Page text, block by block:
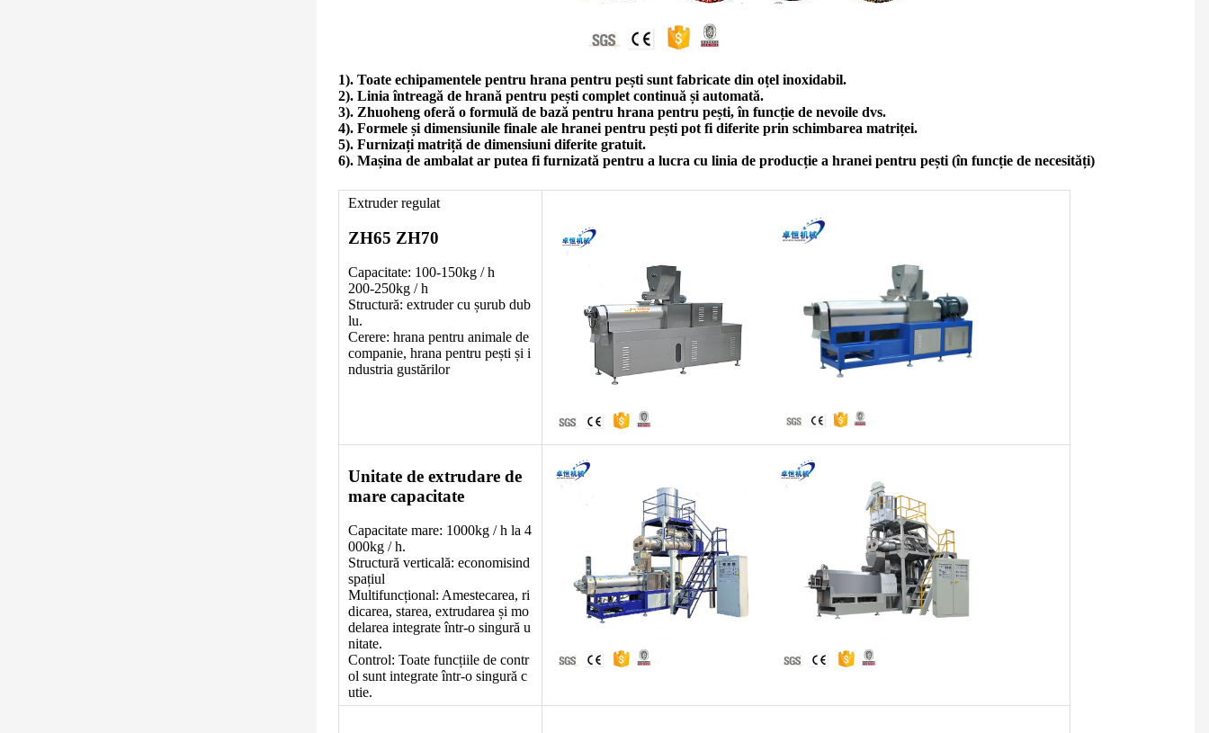
1). Toate echipamentele pentru hrana pentru pești sunt fabricate din oțel inoxidabil.
2). Linia întreagă de hrană pentru pești complet continuă și automată.
3). Zhuoheng oferă o formulă de bază pentru hrana pentru pești, în funcție de nevoile dvs.
4). Formele și dimensiunile finale ale hranei pentru pești pot fi diferite prin schimbarea matriței.
5). Furnizați matriță de dimensiuni diferite gratuit.
6). Mașina de ambalat ar putea fi furnizată pentru a lucra cu linia de producție a hranei pentru pești (în funcție de necesități)
Extruder regulat
ZH65 ZH70
Capacitate: 100-150kg / h
200-250kg / h
Structură: extruder cu șurub dub
lu.
Cerere: hrana pentru animale de
companie, hrana pentru pești și i
ndustria gustărilor
Unitate de extrudare de
mare capacitate
Capacitate mare: 1000kg / h la 4
000kg / h.
Structură verticală: economisind
spațiul
Multifuncțional: Amestecarea, ri
dicarea, starea, extrudarea și mo
delarea integrate într-o singură u
nitate.
Control: Toate funcțiile de contr
ol sunt integrate într-o singură c
utie.